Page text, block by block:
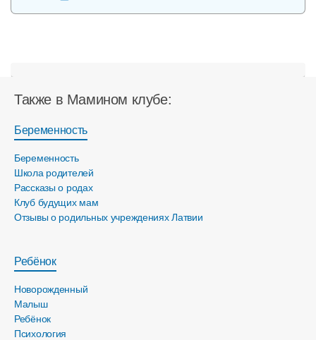
Также в Мамином клубе:
Беременность
Беременность
Школа родителей
Рассказы о родах
Клуб будущих мам
Отзывы о родильных учреждениях Латвии
Ребёнок
Новорожденный
Малыш
Ребёнок
Психология